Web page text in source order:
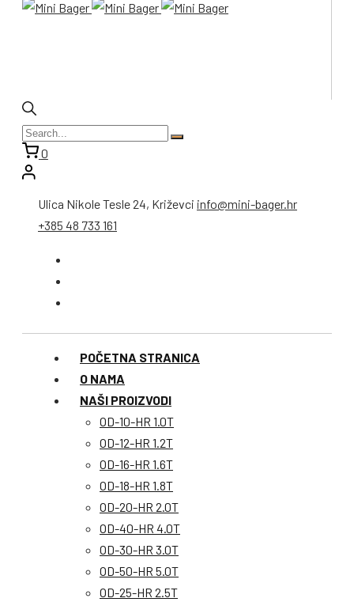
0
Ulica Nikole Tesle 24, Križevci info@mini-bager.hr
+385 48 733 161
POČETNA STRANICA
O NAMA
NAŠI PROIZVODI
OD-10-HR 1.0T
OD-12-HR 1.2T
OD-16-HR 1.6T
OD-18-HR 1.8T
OD-20-HR 2.0T
OD-40-HR 4.0T
OD-30-HR 3.0T
OD-50-HR 5.0T
OD-25-HR 2.5T